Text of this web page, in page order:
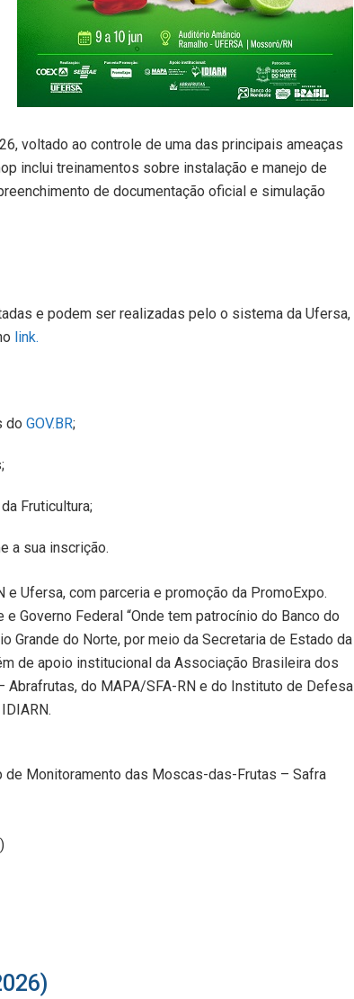
voltado ao controle de uma das principais ameaças
inclui treinamentos sobre instalação e manejo de
de documentação oficial e simulação
e podem ser realizadas pelo o sistema da Ufersa,
link.
doGOV.BR;
Fruticultura;
a sua inscrição.
e Ufersa, com parceria e promoção da PromoExpo.
Governo Federal “Onde tem patrocínio do Banco do
Grande do Norte, por meio da Secretaria de Estado da
de apoio institucional da Associação Brasileira dos
do MAPA/SFA-RN e do Instituto de Defesa
Monitoramento das Moscas-das-Frutas – Safra